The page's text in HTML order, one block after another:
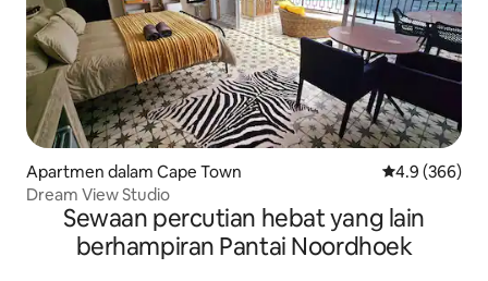
Apartmen dalam Cape Town Penarafan
4.9 (366)
Dream View Studio
Sewaan percutian hebat yang lain
berhampiran Pantai Noordhoek